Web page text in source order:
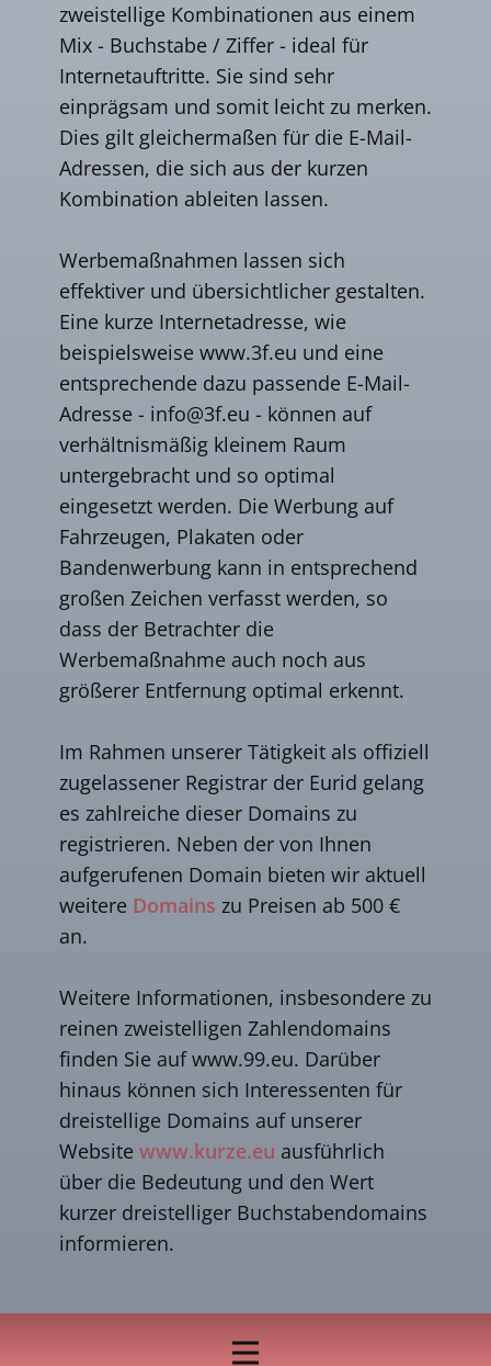
zweistellige Kombinationen aus einem
Mix - Buchstabe / Ziffer - ideal für
Internetauftritte. Sie sind sehr
einprägsam und somit leicht zu merken.
Dies gilt gleichermaßen für die E-Mail-
Adressen, die sich aus der kurzen
Kombination ableiten lassen.
Werbemaßnahmen lassen sich
effektiver und übersichtlicher gestalten.
Eine kurze Internetadresse, wie
beispielsweise www.3f.eu und eine
entsprechende dazu passende E-Mail-
Adresse - info@3f.eu - können auf
verhältnismäßig kleinem Raum
untergebracht und so optimal
eingesetzt werden. Die Werbung auf
Fahrzeugen, Plakaten oder
Bandenwerbung kann in entsprechend
großen Zeichen verfasst werden, so
dass der Betrachter die
Werbemaßnahme auch noch aus
größerer Entfernung optimal erkennt.
Im Rahmen unserer Tätigkeit als offiziell
zugelassener Registrar der Eurid gelang
es zahlreiche dieser Domains zu
registrieren. Neben der von Ihnen
aufgerufenen Domain bieten wir aktuell
weitere Domains zu Preisen ab 500 €
an.
Weitere Informationen, insbesondere zu
reinen zweistelligen Zahlendomains
finden Sie auf www.99.eu. Darüber
hinaus können sich Interessenten für
dreistellige Domains auf unserer
Website www.kurze.eu ausführlich
über die Bedeutung und den Wert
kurzer dreistelliger Buchstabendomains
informieren.